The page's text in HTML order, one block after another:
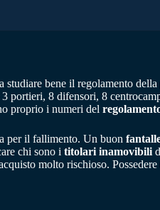
studiare bene il regolamento
portieri, 8 difensori, 8
proprio i numeri del
per il fallimento. Un buon
chi sono i titolari inamovibili
molto rischioso.